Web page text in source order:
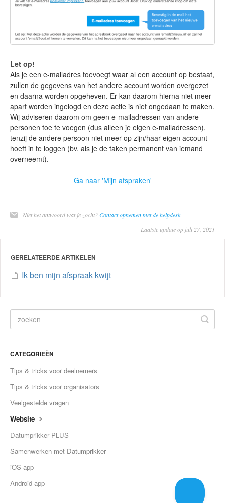
Let op!
Als je een e-mailadres toevoegt waar al een account op bestaat,
zullen de gegevens van het andere account worden overgezet
en daarna worden opgeheven. Er kan daarom hierna niet meer
apart worden ingelogd en deze actie is niet ongedaan te maken.
Wij adviseren daarom om geen e-mailadressen van andere
personen toe te voegen (dus alleen je eigen e-mailadressen),
tenzij de andere persoon niet meer op zijn/haar eigen account
hoeft in te loggen (bv. als je de taken permanent van iemand
overneemt).
Ga naar 'Mijn afspraken'
Niet het antwoord wat je zocht?Contact opnemen met de helpdesk
Laatste update op juli 27, 2021
GERELATEERDE ARTIKELEN
Ik ben mijn afspraak kwijt
CATEGORIEËN
Tips & tricks voor deelnemers
Tips & tricks voor organisators
Veelgestelde vragen
Website
Datumprikker PLUS
Samenwerken met Datumprikker
iOS app
Android app